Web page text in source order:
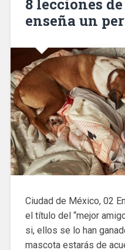
8 lecciones
enseña un
Ciudad de México, 02
el título del “mejor
si, ellos se lo han
mascota estarás de